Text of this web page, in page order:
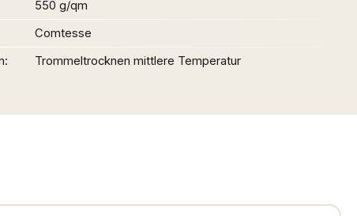
550 g/qm
Comtesse
Trommeltrocknen mittlere Temperatur